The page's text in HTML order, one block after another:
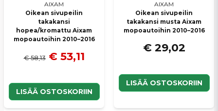
AIXAM
Oikean sivupeilin
takakansi
hopea/kromattu Aixam
mopoautoihin 2010–2016
€ 58,13 € 53,11
LISÄÄ OSTOSKORIIN
AIXAM
Oikean sivupeilin
takakansi musta Aixam
mopoautoihin 2010–2016
€ 29,02
LISÄÄ OSTOSKORIIN